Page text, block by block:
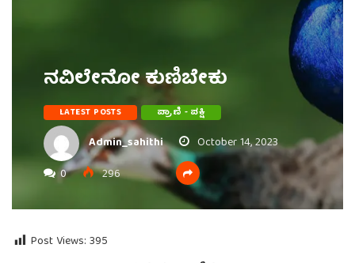
ನವಿಲೇನೋ ಕುಣಿಬೇಕು
LATEST POSTS ಪ್ರಾಣಿ - ಪಕ್ಷಿ
Admin_sahithi
October 14, 2023
0
296
Post Views: 395